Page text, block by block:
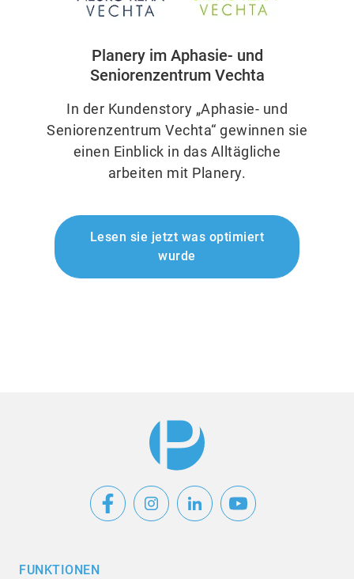
Planery im Aphasie- und
Seniorenzentrum Vechta
In der Kundenstory „Aphasie- und
Seniorenzentrum Vechta“ gewinnen sie
einen Einblick in das Alltägliche
arbeiten mit Planery.
Lesen sie jetzt was optimiert
wurde
FUNKTIONEN